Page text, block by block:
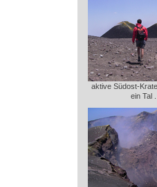
aktive Südost-
ein Tal